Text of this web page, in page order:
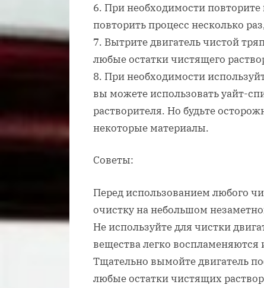
6. При необходимости
повторить процесс несколько
7. Вытрите двигатель чистой
любые остатки чистящего
8. При необходимости
вы можете использовать уайт-
растворителя. Но будьте
некоторые материалы.
Советы:
Перед использованием любого
очистку на небольшом
Не используйте для чистки
вещества легко воспламеняются
Тщательно вымойте двигатель
любые остатки чистящих